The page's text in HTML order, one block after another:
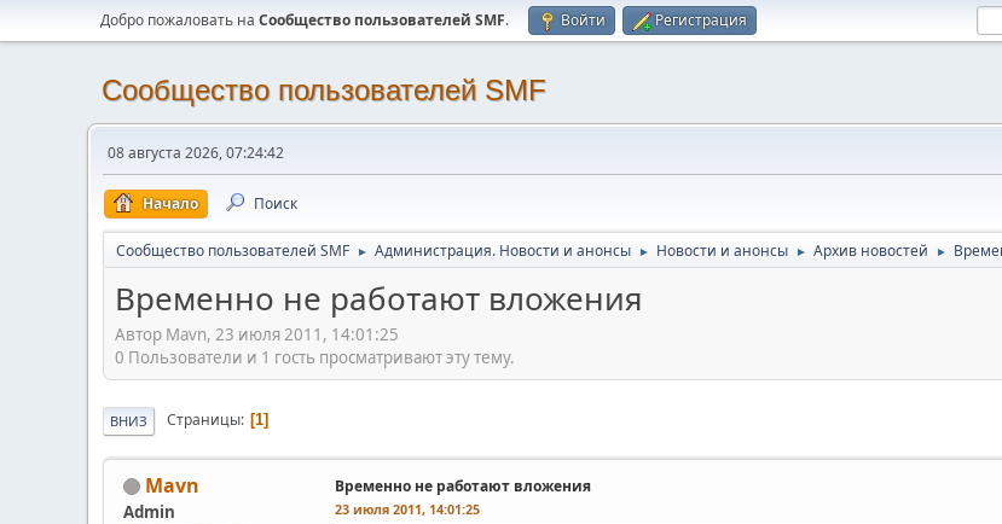
Добро пожаловать на Cообщество пользователей SMF. Войти Регистрация
Cообщество пользователей SMF
08 августа 2026, 07:24:42
Начало Поиск
Cообщество пользователей SMF ► Администрация. Новости и анонсы ► Новости и анонсы ► Архив новостей ►
Временно не работают вложения
Автор Mavn, 23 июля 2011, 14:01:25
0 Пользователи и 1 гость просматривают эту тему.
ВНИЗ Страницы 1
Mavn
Admin
Временно не работают вложения
23 июля 2011, 14:01:25